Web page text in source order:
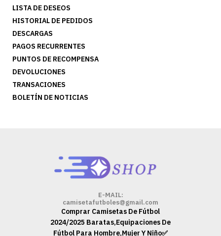
LISTA DE DESEOS
HISTORIAL DE PEDIDOS
DESCARGAS
PAGOS RECURRENTES
PUNTOS DE RECOMPENSA
DEVOLUCIONES
TRANSACIONES
BOLETÍN DE NOTICIAS
E-MAIL:
camisetafutboles@gmail.com
Comprar Camisetas De Fútbol
2024/2025 Baratas,Equipaciones De
Fútbol Para Hombre,Mujer Y Niño✅